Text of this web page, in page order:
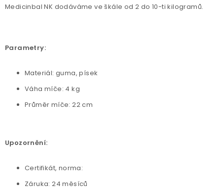
Medicinbal NK dodáváme ve škále od 2 do 10-ti kilogramů.
Parametry:
Materiál: guma, písek
Váha míče: 4 kg
Průměr míče: 22 cm
Upozornění:
Certifikát, norma:
Záruka: 24 měsíců